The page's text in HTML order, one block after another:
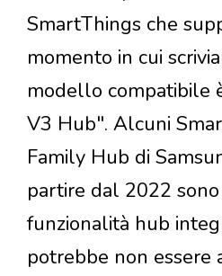
SmartThings che
momento in cui
modello compatibile
V3 Hub". Alcuni
Family Hub di
partire dal 2022
funzionalità hub
potrebbe non essere